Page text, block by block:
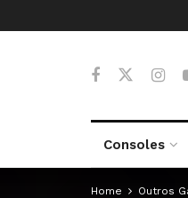
Consoles
Home Outros